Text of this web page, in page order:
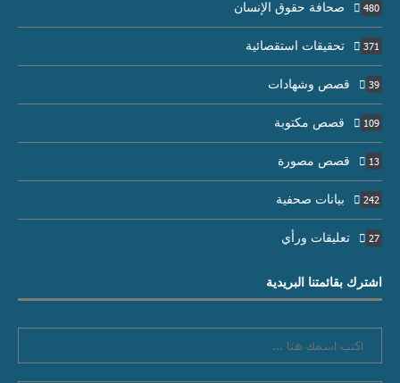
صحافة حقوق الإنسان 480
تحقيقات استقصائية 371
قصص وشهادات 39
قصص مكتوبة 109
قصص مصورة 13
بيانات صحفية 242
تعليقات ورأي 27
اشترك بقائمتنا البريدية